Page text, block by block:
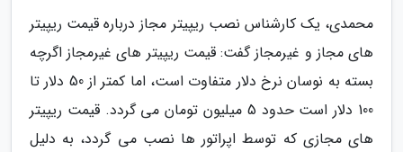
محمدی، یک کارشناس نصب ریپیتر مجاز درباره قیمت ریپیتر
های مجاز و غیرمجاز گفت: قیمت ریپیتر های غیرمجاز اگرچه
بسته به نوسان نرخ دلار متفاوت است، اما کمتر از 50 دلار تا
100 دلار است حدود 5 میلیون تومان می گردد. قیمت ریپیتر
های مجازی که توسط اپراتور ها نصب می گردد، به دلیل